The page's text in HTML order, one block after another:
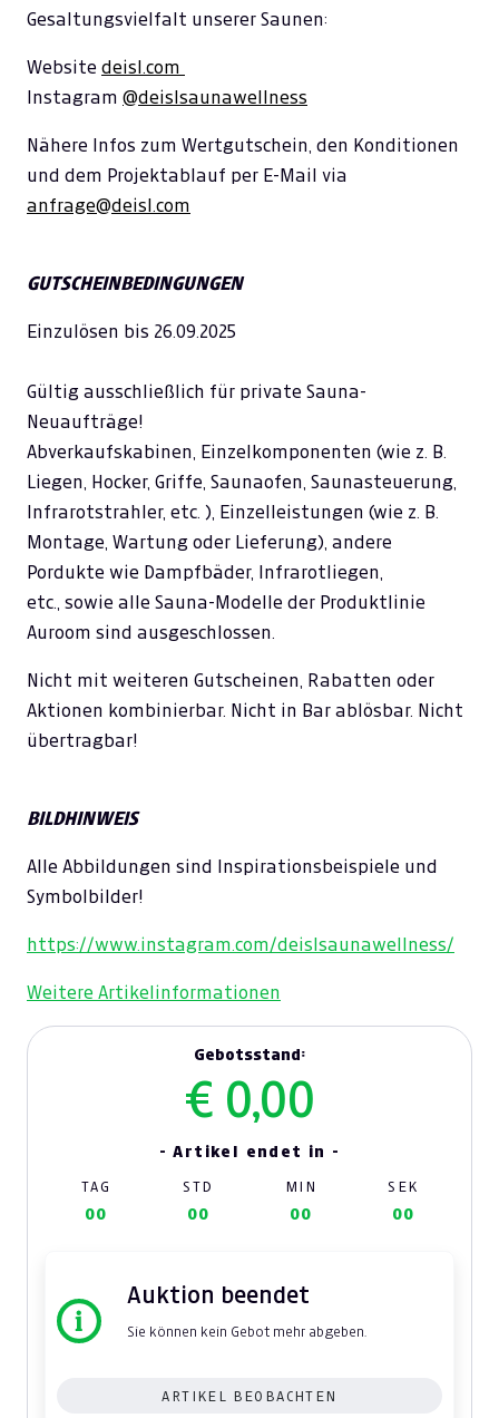
Gesaltungsvielfalt unserer Saunen:
Website deisl.com
Instagram @deislsaunawellness
Nähere Infos zum Wertgutschein, den Konditionen
und dem Projektablauf per E-Mail via
anfrage@deisl.com
GUTSCHEINBEDINGUNGEN
Einzulösen bis 26.09.2025
Gültig ausschließlich für private Sauna-
Neuaufträge!
Abverkaufskabinen, Einzelkomponenten (wie z. B.
Liegen, Hocker, Griffe, Saunaofen, Saunasteuerung,
Infrarotstrahler, etc. ), Einzelleistungen (wie z. B.
Montage, Wartung oder Lieferung), andere
Pordukte wie Dampfbäder, Infrarotliegen,
etc., sowie alle Sauna-Modelle der Produktlinie
Auroom sind ausgeschlossen.
Nicht mit weiteren Gutscheinen, Rabatten oder
Aktionen kombinierbar. Nicht in Bar ablösbar. Nicht
übertragbar!
BILDHINWEIS
Alle Abbildungen sind Inspirationsbeispiele und
Symbolbilder!
https://www.instagram.com/deislsaunawellness/
Weitere Artikelinformationen
Gebotsstand:
€ 0,00
- Artikel endet in -
TAG STD MIN SEK
00 00 00 00
Auktion beendet
Sie können kein Gebot mehr abgeben.
ARTIKEL BEOBACHTEN